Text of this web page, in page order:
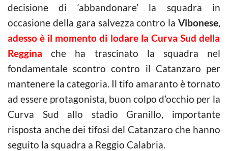
decisione di ‘abbandonare’ la squadra in
occasione della gara salvezza contro la Vibonese,
adesso è il momento di lodare la Curva Sud della
Reggina che ha trascinato la squadra nel
fondamentale scontro contro il Catanzaro per
mantenere la categoria. Il tifo amaranto è tornato
ad essere protagonista, buon colpo d’occhio per la
Curva Sud allo stadio Granillo, importante
risposta anche dei tifosi del Catanzaro che hanno
seguito la squadra a Reggio Calabria.